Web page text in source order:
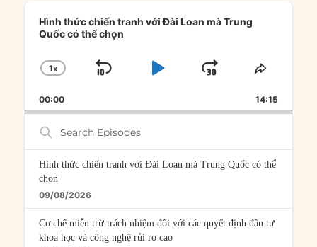
Audio
Player
Hình thức chiến tranh với Đài Loan mà Trung
Quốc có thể chọn
CHANGE
RATE
1X
SKIP
PLAYJUMP
FORWARD
SHARE
00:00 14:15
Search
Episodes
Hình thức chiến tranh với Đài Loan mà Trung Quốc có thể
chọn
09/08/2026
Cơ chế miễn trừ trách nhiệm đối với các quyết định đầu tư
khoa học và công nghệ rủi ro cao